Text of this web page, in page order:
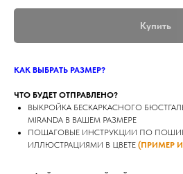
Купить
КАК ВЫБРАТЬ РАЗМЕР?
ЧТО БУДЕТ ОТПРАВЛЕНО?
ВЫКРОЙКА БЕСКАРКАСНОГО
MIRANDA В ВАШЕМ РАЗМЕРЕ
ПОШАГОВЫЕ ИНСТРУКЦИИ ПО
ИЛЛЮСТРАЦИЯМИ В ЦВЕТЕ (ПРИМЕР